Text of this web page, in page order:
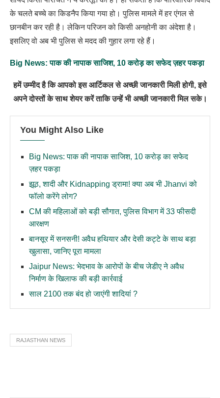
के चलते बच्चे का किडनैप किया गया हो। पुलिस मामले में हर एंगल से
छानबीन कर रही है। लेकिन परिजन को किसी अनहोनी का अंदेशा है।
इसलिए वो अब भी पुलिस से मदद की गुहार लगा रहे हैं।
Big News: पाक की नापाक साजिश, 10 करोड़ का सफेद ज़हर पकड़ा
हमें उम्मीद है कि आपको इस आर्टिकल से अच्छी जानकारी मिली होगी, इसे
अपने दोस्तों के साथ शेयर करें ताकि उन्हें भी अच्छी जानकारी मिल सके।
You Might Also Like
Big News: पाक की नापाक साजिश, 10 करोड़ का सफेद
ज़हर पकड़ा
झूठ, शादी और Kidnapping ड्रामा! क्या अब भी Jhanvi को
फॉलो करेंगे लोग?
CM की महिलाओं को बड़ी सौगात, पुलिस विभाग में 33 फीसदी
आरक्षण
बानसूर में सनसनी! अवैध हथियार और देसी कट्टे के साथ बड़ा
खुलासा, जानिए पूरा मामला
Jaipur News: भेदभाव के आरोपों के बीच जेडीए ने अवैध
निर्माण के खिलाफ की बड़ी कार्रवाई
साल 2100 तक बंद हो जाएंगी शादियां ?
RAJASTHAN NEWS